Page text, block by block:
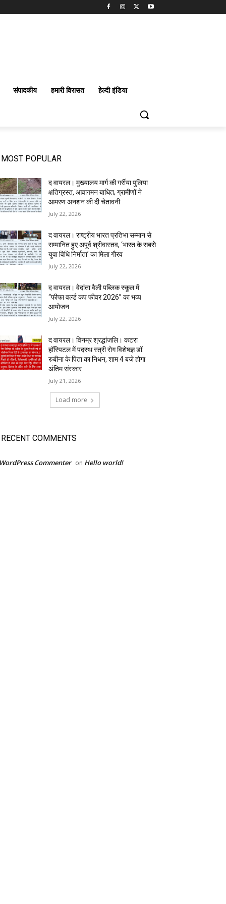
संपादकीय हमारी विरासत हेल्दी इंडिया
MOST POPULAR
द वायरल। मुख्यालय मार्ग की गर्रीया पुलिया
क्षतिग्रस्त, आवागमन बाधित; ग्रामीणों ने
आमरण अनशन की दी चेतावनी
July 22, 2026
द वायरल। राष्ट्रीय भारत प्रतिभा सम्मान से
सम्मानित हुए अपूर्व श्रीवास्तव, ‘भारत के सबसे
युवा विधि निर्माता’ का मिला गौरव
July 22, 2026
द वायरल। वेदांता वैली पब्लिक स्कूल में
“फीफा वर्ल्ड कप फीवर 2026” का भव्य
आयोजन
July 22, 2026
द वायरल। विनम्र श्रद्धांजलि। कटरा
हॉस्पिटल में पदस्थ स्त्री रोग विशेषज्ञ डॉ.
रुबीना के पिता का निधन, शाम 4 बजे होगा
अंतिम संस्कार
July 21, 2026
Load more
RECENT COMMENTS
Commenter on Hello world!